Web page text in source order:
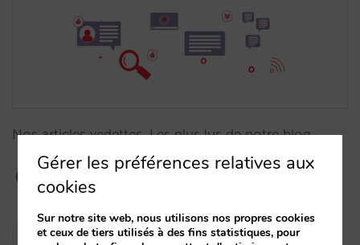
Nos articles vedettes. Les plus lus de notre blog.…
María Saldaña
Gérer les préférences relatives aux
cookies
Sur notre site web, nous utilisons nos propres cookies
et ceux de tiers utilisés à des fins statistiques, pour